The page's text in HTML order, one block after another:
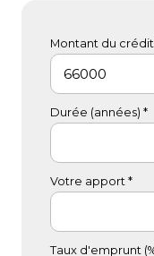
Montant du
Durée (années) *
Votre apport *
Taux d'emprunt